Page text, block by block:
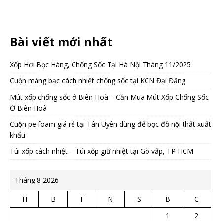
Bài viết mới nhất
Xốp Hơi Bọc Hàng, Chống Sốc Tại Hà Nội Tháng 11/2025
Cuộn màng bạc cách nhiệt chống sốc tại KCN Đại Đăng
Mút xốp chống sốc ở Biên Hoà – Cần Mua Mút Xốp Chống Sốc
Ở Biên Hoà
Cuộn pe foam giá rẻ tại Tân Uyên dùng để bọc đồ nội thất xuất
khẩu
Túi xốp cách nhiệt – Túi xốp giữ nhiệt tại Gò vấp, TP HCM
Tháng 8 2026
H B T N S B
C
1
2